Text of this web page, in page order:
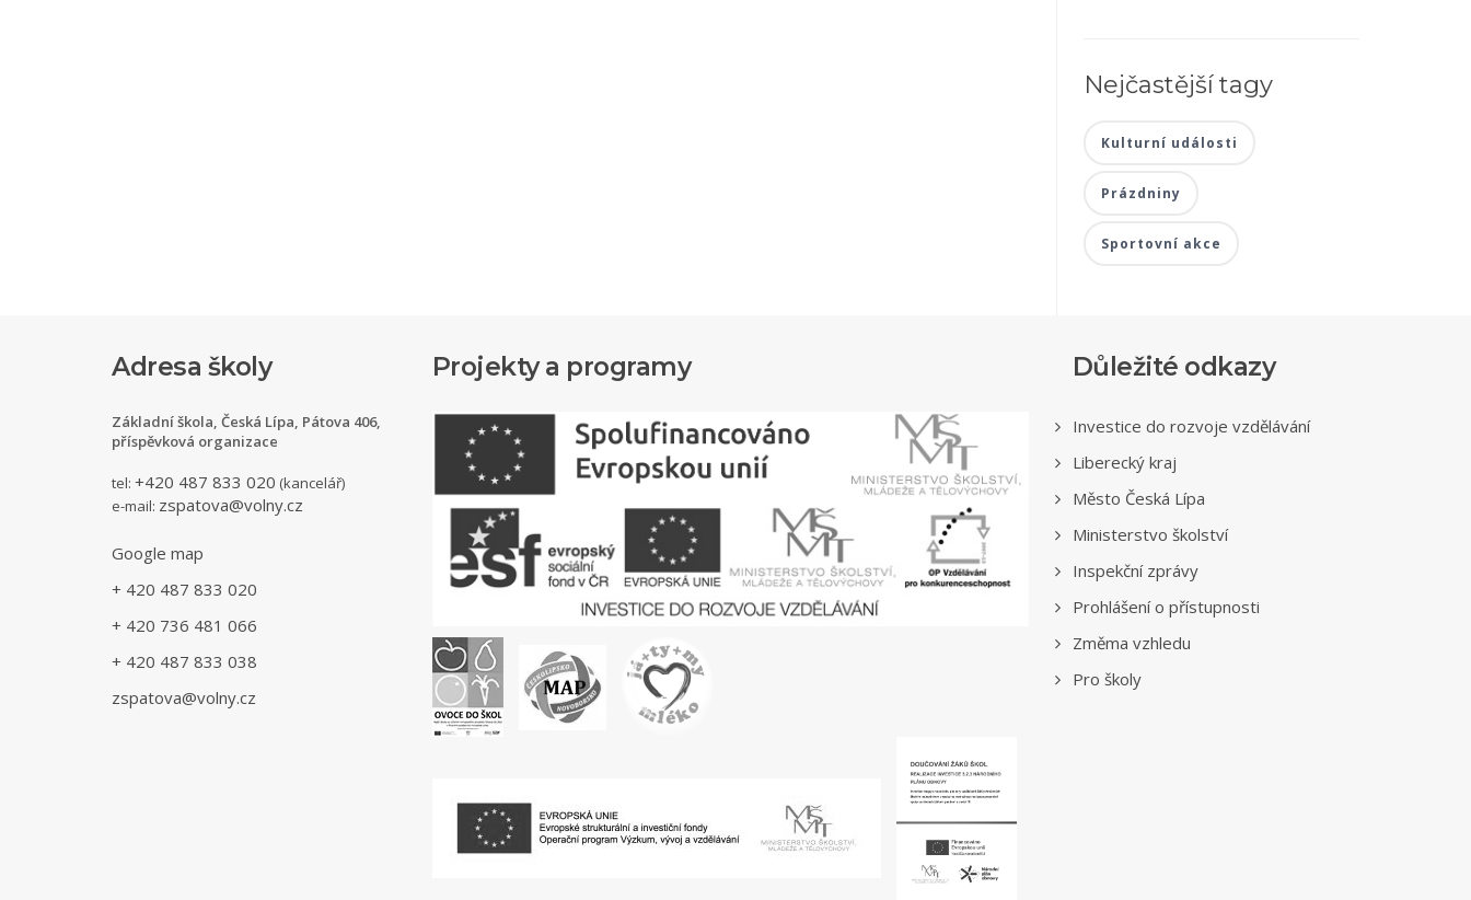
Nejčastější tagy
Kulturní události
Prázdniny
Sportovní akce
Adresa školy
Základní škola, Česká Lípa, Pátova 406,
příspěvková organizace
tel: +420 487 833 020 (kancelář)
e-mail: zspatova@volny.cz
Google map
+ 420 487 833 020
+ 420 736 481 066
+ 420 487 833 038
zspatova@volny.cz
Projekty a programy Důležité odkazy
Investice do rozvoje vzdělávání
Liberecký kraj
Město Česká Lípa
Ministerstvo školství
Inspekční zprávy
Prohlášení o přístupnosti
Změma vzhledu
Pro školy